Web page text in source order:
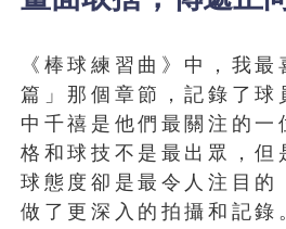
《棒球練習曲》中，我
篇」那個章節，記錄了球
中千禧是他們最關注的一
格和球技不是最出眾，但
球態度卻是最令人注目的
做了更深入的拍攝和記錄